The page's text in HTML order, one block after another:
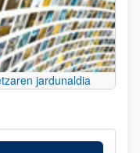
jardunaldia